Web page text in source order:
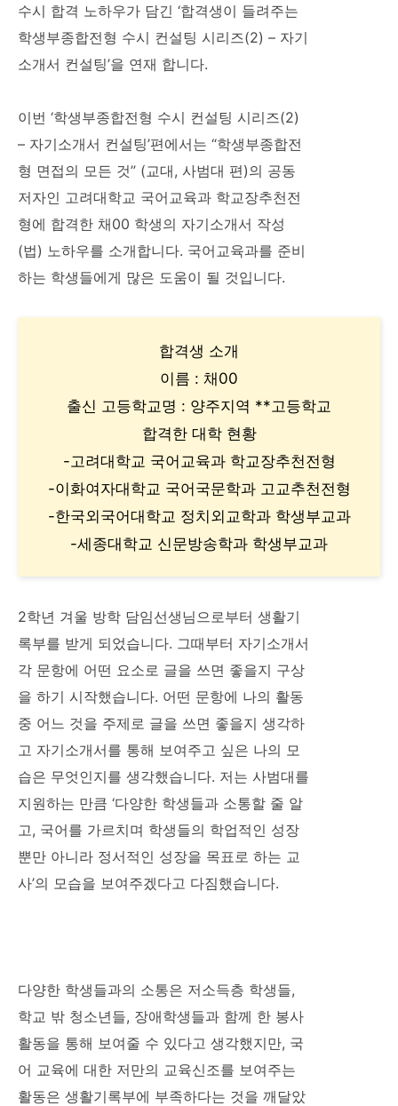
수시 합격 노하우가 담긴 ‘합격생이 들려주는
학생부종합전형 수시 컨설팅 시리즈(2) – 자기
소개서 컨설팅’을 연재 합니다.
이번 ‘학생부종합전형 수시 컨설팅 시리즈(2)
– 자기소개서 컨설팅’편에서는 “학생부종합전
형 면접의 모든 것” (교대, 사범대 편)의 공동
저자인 고려대학교 국어교육과 학교장추천전
형에 합격한 채00 학생의 자기소개서 작성
(법) 노하우를 소개합니다. 국어교육과를 준비
하는 학생들에게 많은 도움이 될 것입니다.
합격생 소개
이름 : 채00
출신 고등학교명 : 양주지역 **고등학교
합격한 대학 현황
-고려대학교 국어교육과 학교장추천전형
-이화여자대학교 국어국문학과 고교추천전형
-한국외국어대학교 정치외교학과 학생부교과
-세종대학교 신문방송학과 학생부교과
2학년 겨울 방학 담임선생님으로부터 생활기
록부를 받게 되었습니다. 그때부터 자기소개서
각 문항에 어떤 요소로 글을 쓰면 좋을지 구상
을 하기 시작했습니다. 어떤 문항에 나의 활동
중 어느 것을 주제로 글을 쓰면 좋을지 생각하
고 자기소개서를 통해 보여주고 싶은 나의 모
습은 무엇인지를 생각했습니다. 저는 사범대를
지원하는 만큼 ‘다양한 학생들과 소통할 줄 알
고, 국어를 가르치며 학생들의 학업적인 성장
뿐만 아니라 정서적인 성장을 목표로 하는 교
사’의 모습을 보여주겠다고 다짐했습니다.
다양한 학생들과의 소통은 저소득층 학생들,
학교 밖 청소년들, 장애학생들과 함께 한 봉사
활동을 통해 보여줄 수 있다고 생각했지만, 국
어 교육에 대한 저만의 교육신조를 보여주는
활동은 생활기록부에 부족하다는 것을 깨달았